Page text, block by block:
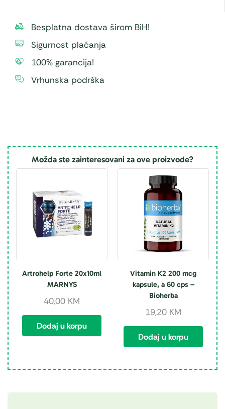
Besplatna dostava širom BiH!
Sigurnost plaćanja
100% garancija!
Vrhunska podrška
Možda ste zainteresovani za ove proizvode?
Artrohelp Forte 20x10ml
MARNYS
40,00 KM
Dodaj u korpu
Vitamin K2 200 mcg
kapsule, a 60 cps –
Bioherba
19,20 KM
Dodaj u korpu